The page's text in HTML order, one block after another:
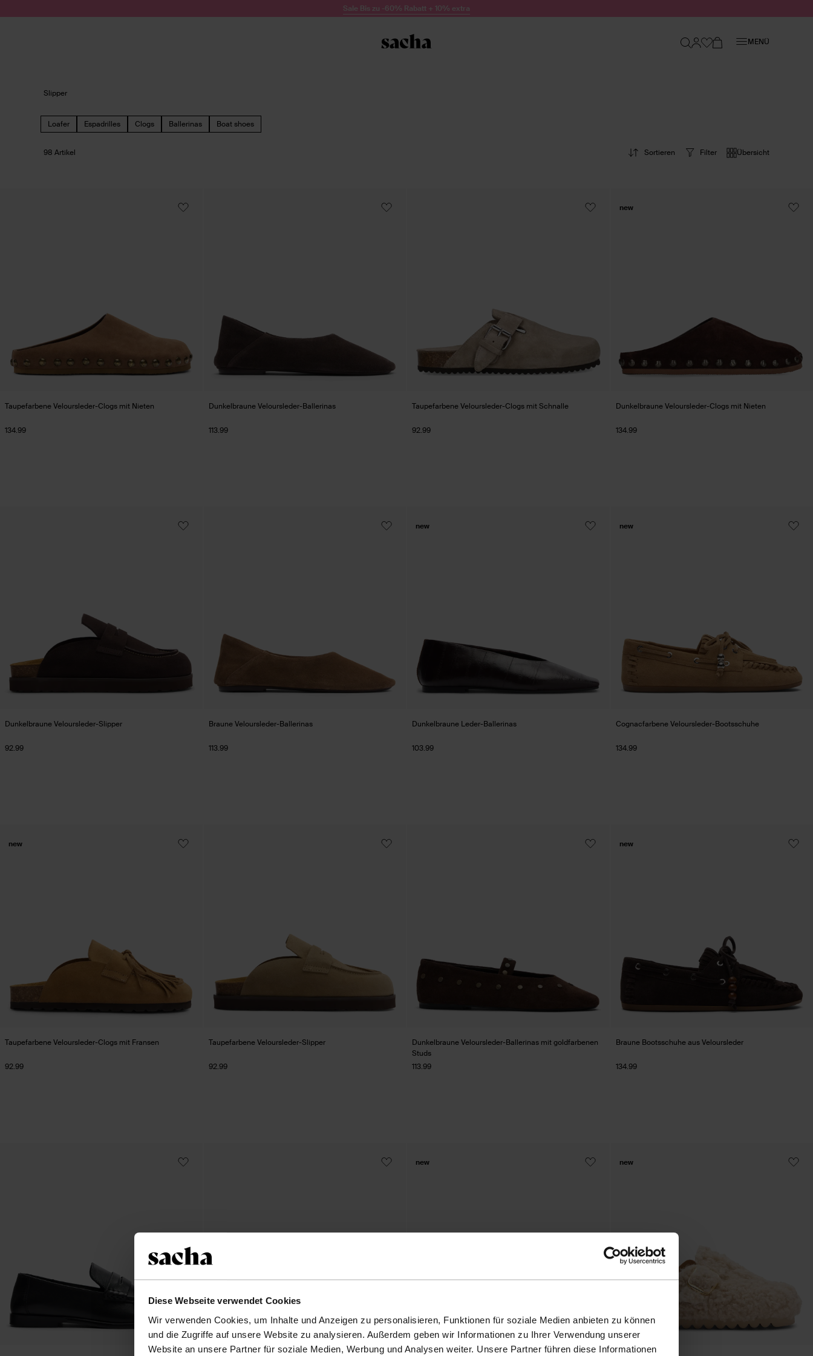
Diese Webseite verwendet Cookies
Wir verwenden Cookies, um Inhalte und Anzeigen zu personalisieren, Funktionen für soziale Medien anbieten zu können
und die Zugriffe auf unsere Website zu analysieren. Außerdem geben wir Informationen zu Ihrer Verwendung unserer
Website an unsere Partner für soziale Medien, Werbung und Analysen weiter. Unsere Partner führen diese Informationen
Sale Bis zu -60% Rabatt + 10% extra
MENÜ
Slipper
Loafer Espadrilles Clogs Ballerinas Boat shoes
Filter Übersicht
98 Artikel Sortieren
Taupefarbene Veloursleder-Clogs mit Nieten
134.99
Dunkelbraune Veloursleder-Ballerinas
113.99
Taupefarbene Veloursleder-Clogs mit Schnalle
92.99
Dunkelbraune Veloursleder-Clogs mit Nieten
134.99
new
Dunkelbraune Veloursleder-Slipper
92.99
Braune Veloursleder-Ballerinas
113.99
Dunkelbraune Leder-Ballerinas
103.99
new
Cognacfarbene Veloursleder-Bootsschuhe
134.99
new
Taupefarbene Veloursleder-Clogs mit Fransen
92.99
new
Taupefarbene Veloursleder-Slipper
92.99
Dunkelbraune Veloursleder-Ballerinas mit goldfarbenen
Studs
113.99
Braune Bootsschuhe aus Veloursleder
134.99
new
new new